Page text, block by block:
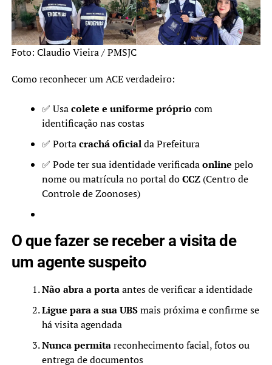
Foto: Claudio Vieira / PMSJC
Como reconhecer um ACE verdadeiro:
✅ Usacolete e uniforme próprio com
identificação nas costas
✅ Portacrachá oficialda Prefeitura
✅ Pode ter sua identidade verificadaonline pelo
nome ou matrícula no portal doCCZ(Centro de
Controle de Zoonoses)
O que fazer se receber a visita de
um agente suspeito
Não abra a portaantes de verificar a identidade
Ligue para a sua UBSmais próxima e confirme se
há visita agendada
Nunca permitareconhecimento facial, fotos ou
entrega de documentos